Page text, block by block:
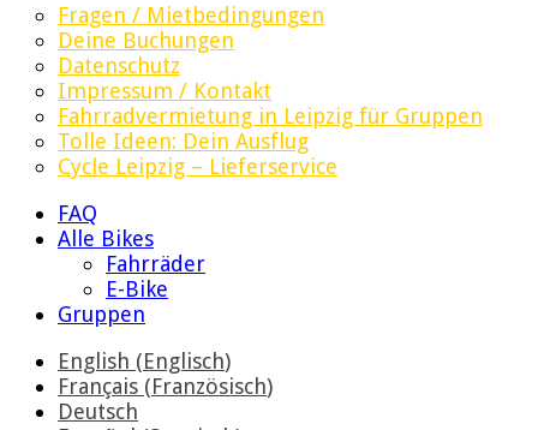
Fragen / Mietbedingungen
Deine Buchungen
Datenschutz
Impressum / Kontakt
Fahrradvermietung in Leipzig für Gruppen
Tolle Ideen: Dein Ausflug
Cycle Leipzig – Lieferservice
FAQ
Alle Bikes
Fahrräder
E-Bike
Gruppen
English (Englisch)
Français (Französisch)
Deutsch